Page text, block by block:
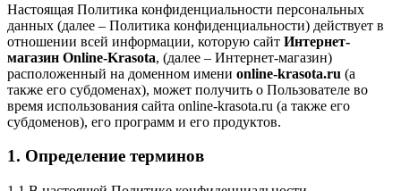
Настоящая Политика конфиденциальности персональных
данных (далее – Политика конфиденциальности) действует в
отношении всей информации, которую сайт Интернет-
магазин Online-Krasota, (далее – Интернет-магазин)
расположенный на доменном имени online-krasota.ru (а
также его субдоменах), может получить о Пользователе во
время использования сайта online-krasota.ru (а также его
субдоменов), его программ и его продуктов.
1. Определение терминов